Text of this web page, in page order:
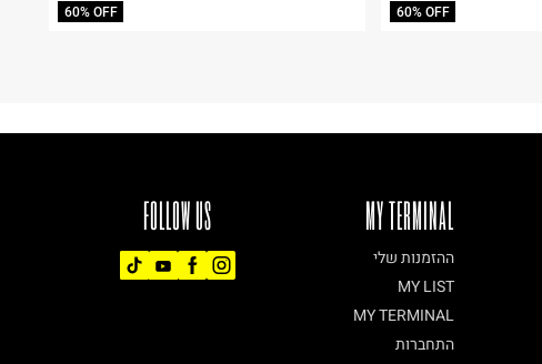
60% OFF 60% OFF
FOLLOW US MY TERMINAL
ההזמנות שלי
MY LIST
MY TERMINAL
התחברות